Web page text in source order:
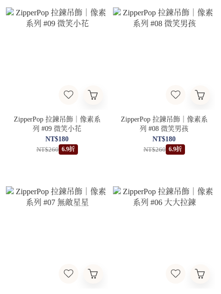
ZipperPop 拉鍊吊飾｜像素系
列 #09 微笑小花
NT$180
NT$260 6.9折
ZipperPop 拉鍊吊飾｜像素系
列 #08 微笑男孩
NT$180
NT$260 6.9折